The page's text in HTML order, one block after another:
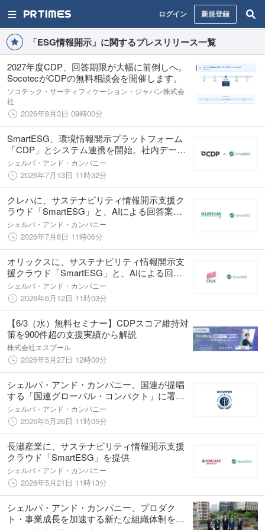
ログイン 新規登録
「ESG情報開示」に関するプレスリリース一覧
2027年度CDP、回答期限が大幅に前倒しへ。
SocotecがCDPの無料相談会を開催します。
ソコテック・サーティフィケーション・ジャパン株式会
社
2026年8月3日 09時00分
SmartESG、環境情報開示プラットフォーム
「CDP」とシステム連携を開始。社内データ
収集から回答提出まで一気通貫した対応が可
能に
シェルパ・アンド・カンパニー
2026年7月13日 11時32分
クレハに、サステナビリティ情報開示支援ク
ラウド「SmartESG」と、AIによる回答案生
成サービス「Answer Ease」を提供
シェルパ・アンド・カンパニー
2026年7月8日 11時06分
オリックスに、サステナビリティ情報開示支
援クラウド「SmartESG」と、AIによる回答
案生成サービス「Answer Ease」を提供
シェルパ・アンド・カンパニー
2026年6月12日 11時03分
【6/3（水）無料セミナー】CDPスコア維持対
策を900件超の支援実績から解説
株式会社エスプール
2026年5月27日 12時00分
シェルパ・アンド・カンパニー、国連が提唱
する「国連グローバル・コンパクト」に署名
し、参加企業として登録
シェルパ・アンド・カンパニー
2026年5月26日 11時05分
長瀬産業に、サステナビリティ情報開示支援
クラウド「SmartESG」を提供
シェルパ・アンド・カンパニー
2026年5月21日 11時13分
シェルパ・アンド・カンパニー、プロダク
ト・事業成長を加速する新たな組織体制を構